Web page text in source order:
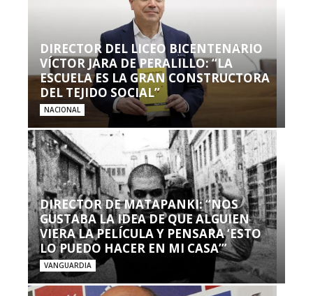
DIRECTOR DEL LICEO BICENTENARIO
VÍCTOR JARA DE PERALILLO: “LA
ESCUELA ES LA GRAN CONSTRUCTORA
DEL TEJIDO SOCIAL”
NACIONAL
DIRECTOR DE MATAPANKI: “NOS
GUSTABA LA IDEA DE QUE ALGUIEN
VIERA LA PELÍCULA Y PENSARA ‘ESTO
LO PUEDO HACER EN MI CASA’”
VANGUARDIA